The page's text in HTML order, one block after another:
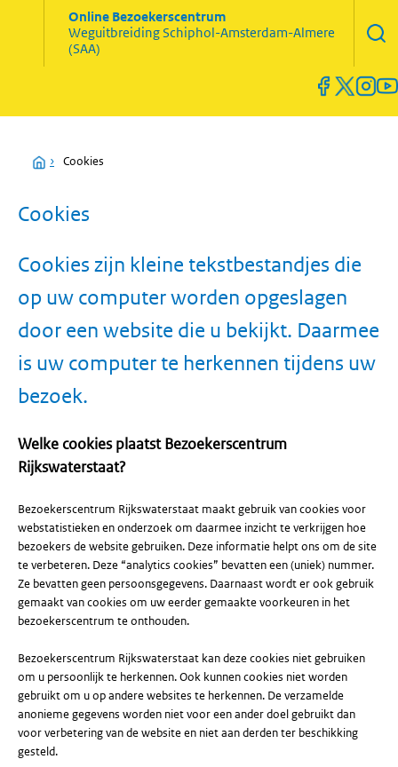
Online Bezoekerscentrum
WeguitbreidingSchiphol-Amsterdam-Almere
(SAA)
Home
› Cookies
Cookies
Cookies zijn kleine tekstbestandjes die
op uw computer worden opgeslagen
door een website die u bekijkt. Daarmee
is uw computer te herkennen tijdens uw
bezoek.
Welke cookies plaatst Bezoekerscentrum
Rijkswaterstaat?
Bezoekerscentrum Rijkswaterstaat maakt gebruik van cookies voor
webstatistieken en onderzoek om daarmee inzicht te verkrijgen hoe
bezoekers de website gebruiken. Deze informatie helpt ons om de site
te verbeteren. Deze “analytics cookies” bevatten een (uniek) nummer.
Ze bevatten geen persoonsgegevens. Daarnaast wordt er ook gebruik
gemaakt van cookies om uw eerder gemaakte voorkeuren in het
bezoekerscentrum te onthouden.
Bezoekerscentrum Rijkswaterstaat kan deze cookies niet gebruiken
om u persoonlijk te herkennen. Ook kunnen cookies niet worden
gebruikt om u op andere websites te herkennen. De verzamelde
anonieme gegevens worden niet voor een ander doel gebruikt dan
voor verbetering van de website en niet aan derden ter beschikking
gesteld.